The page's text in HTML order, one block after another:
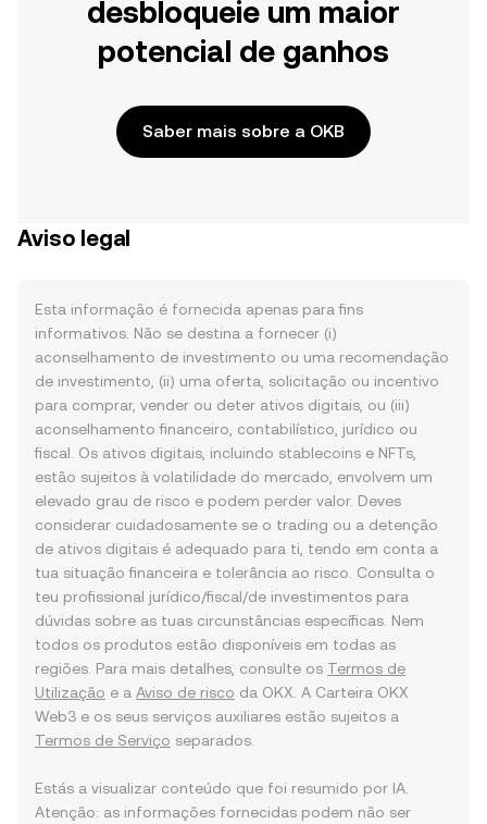
desbloqueie um maior
potencial de ganhos
Saber mais sobre a OKB
Aviso legal
Esta informação é fornecida apenas para fins
informativos. Não se destina a fornecer (i)
aconselhamento de investimento ou uma recomendação
de investimento, (ii) uma oferta, solicitação ou incentivo
para comprar, vender ou deter ativos digitais, ou (iii)
aconselhamento financeiro, contabilístico, jurídico ou
fiscal. Os ativos digitais, incluindo stablecoins e NFTs,
estão sujeitos à volatilidade do mercado, envolvem um
elevado grau de risco e podem perder valor. Deves
considerar cuidadosamente se o trading ou a detenção
de ativos digitais é adequado para ti, tendo em conta a
tua situação financeira e tolerância ao risco. Consulta o
teu profissional jurídico/fiscal/de investimentos para
dúvidas sobre as tuas circunstâncias específicas. Nem
todos os produtos estão disponíveis em todas as
regiões. Para mais detalhes, consulte os Termos de
Utilização e a Aviso de risco da OKX. A Carteira OKX
Web3 e os seus serviços auxiliares estão sujeitos a
Termos de Serviço separados.
Estás a visualizar conteúdo que foi resumido por IA.
Atenção: as informações fornecidas podem não ser